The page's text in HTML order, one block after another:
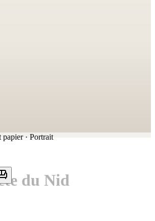
papier· Portrait
du Nid